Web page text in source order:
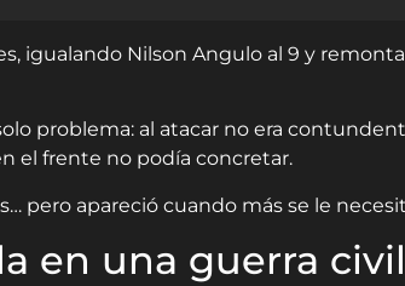
igualando Nilson Angulo al 9 y
problema: al atacar no era
el frente no podía concretar.
pero apareció cuando más se le
en una guerra civil